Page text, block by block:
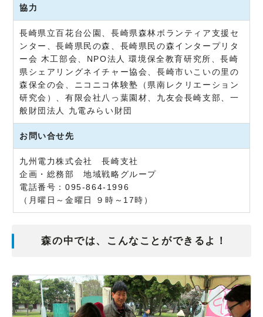
協力
長崎県立百花台公園、長崎県森林ボランティア支援セ
ンター、長崎県民の森、長崎県民の森インタープリタ
ー会 木工部会、NPO法人 環境保全教育研究所、長崎
県シェアリングネイチャー協会、長崎市いこいの里の
森保全の会、ニコニコ体験塾（県南レクリエーション
研究会）、有限会社八っ葉園材、九友会長崎支部、一
般財団法人 九電みらい財団
お問い合せ先
九州電力株式会社 長崎支社
企画・総務部 地域戦略グループ
電話番号：095-864-1996
（月曜日～金曜日 ９時～17時）
森の中では、こんなことができるよ！